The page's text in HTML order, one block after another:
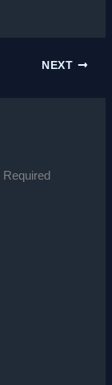
NEXT
Required